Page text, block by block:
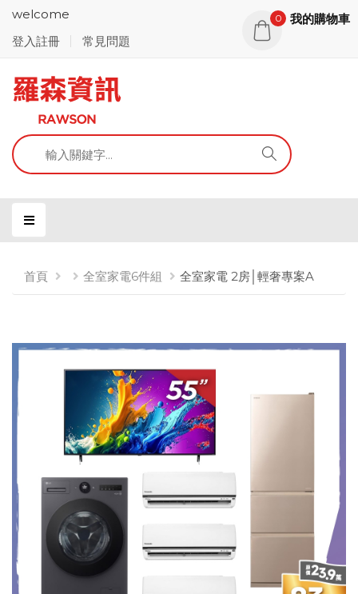
welcome
登入註冊
常見問題
0 我的購物車
首頁 全室家電6件組 全室家電 2房│輕奢專案A